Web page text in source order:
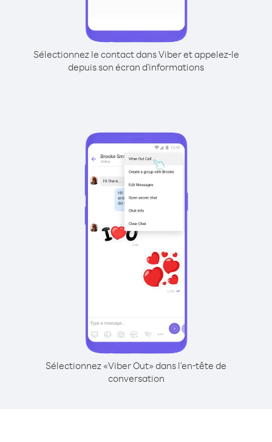
Sélectionnez le contact dans Viber et appelez-le
depuis son écran d'informations
Sélectionnez «Viber Out» dans l'en-tête de
conversation